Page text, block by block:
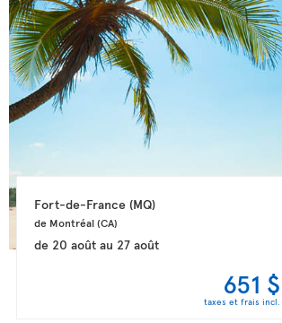
Fort-de-France (MQ)
de Montréal (CA)
de 20 aoûtau 27 août
651 $
taxes et frais incl.